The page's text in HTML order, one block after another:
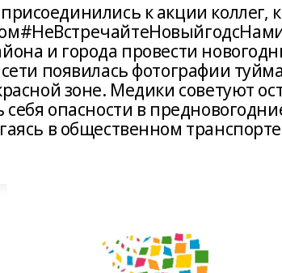
к акции коллег,
и города провести
появилась фотографии
зоне. Медики советуют
опасности в
в общественном